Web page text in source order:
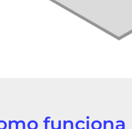
funciona